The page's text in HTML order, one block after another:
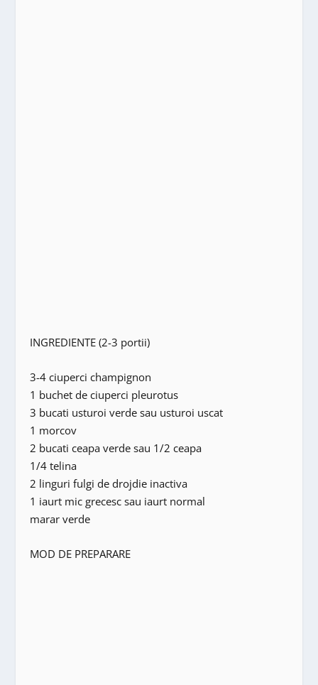
INGREDIENTE (2-3 portii)
3-4 ciuperci champignon
1 buchet de ciuperci pleurotus
3 bucati usturoi verde sau usturoi uscat
1 morcov
2 bucati ceapa verde sau 1/2 ceapa
1/4 telina
2 linguri fulgi de drojdie inactiva
1 iaurt mic grecesc sau iaurt normal
marar verde
MOD DE PREPARARE